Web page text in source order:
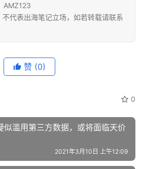
AMZ123
代表出海笔记立场，如若转载请联系
赞 (0)
0
似滥用第三方数据，或将面临天价
2021年3月10日 上午12:09